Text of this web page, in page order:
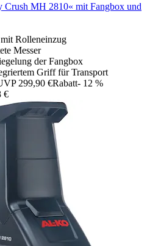
Crush MH 2810« mit Fangbox und
Rolleneinzug
Messer
der Fangbox
Griff für Transport
299,90 €Rabatt- 12 %
€